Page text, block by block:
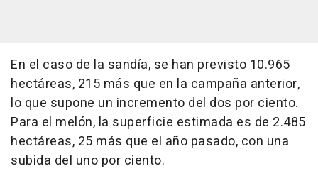
En el caso de la sandía, se han previsto 10.965
hectáreas, 215 más que en la campaña anterior,
lo que supone un incremento del dos por ciento.
Para el melón, la superficie estimada es de 2.485
hectáreas, 25 más que el año pasado, con una
subida del uno por ciento.